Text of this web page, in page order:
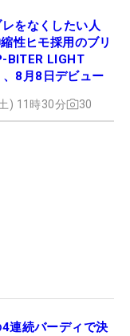
をなくしたい人
性ヒモ採用のブリ
BITER LIGHT
8月8日デビュー
) 11時30分 30
連続バーディで決